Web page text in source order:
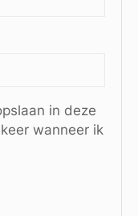
in deze
wanneer ik